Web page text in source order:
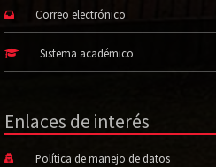
Correo electrónico
Sistema académico
Enlaces de interés
Política de manejo de datos